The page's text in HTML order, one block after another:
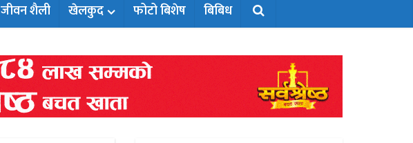
जीवन शैली खेलकुद फोटो बिशेष बिबिध